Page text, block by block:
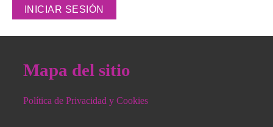
Mapa del sitio
Política de Privacidad y Cookies